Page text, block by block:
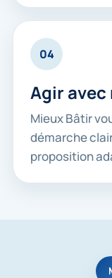
04
Agir
Mieux Bâtir
démarche
proposition